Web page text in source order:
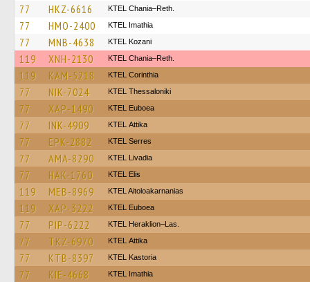
77 HKZ-6616 KTEL Chania–Reth.
77 HMO-2400 KTEL Imathia
77 MNB-4638 ΚΤΕL Kozani
119 XNH-2130 KTEL Chania–Reth.
119 KAM-5218 KTEL Corinthia
77 NIK-7024 KTEL Thessaloniki
77 XAP-1490 ΚΤΕL Euboea
77 INK-4909 KΤΕL Αttika
77 EPK-2882 KTEL Serres
77 AMA-8290 KTEL Livadia
77 HAK-1760 KTEL Elis
119 MEB-8969 KTEL Aitoloakarnanias
119 XAP-3222 ΚΤΕL Euboea
77 PIP-6222 KTEL Heraklion–Las.
77 TKZ-6970 KΤΕL Αttika
77 KTB-8397 KTEL Kastoria
77 KIE-4668 KTEL Imathia